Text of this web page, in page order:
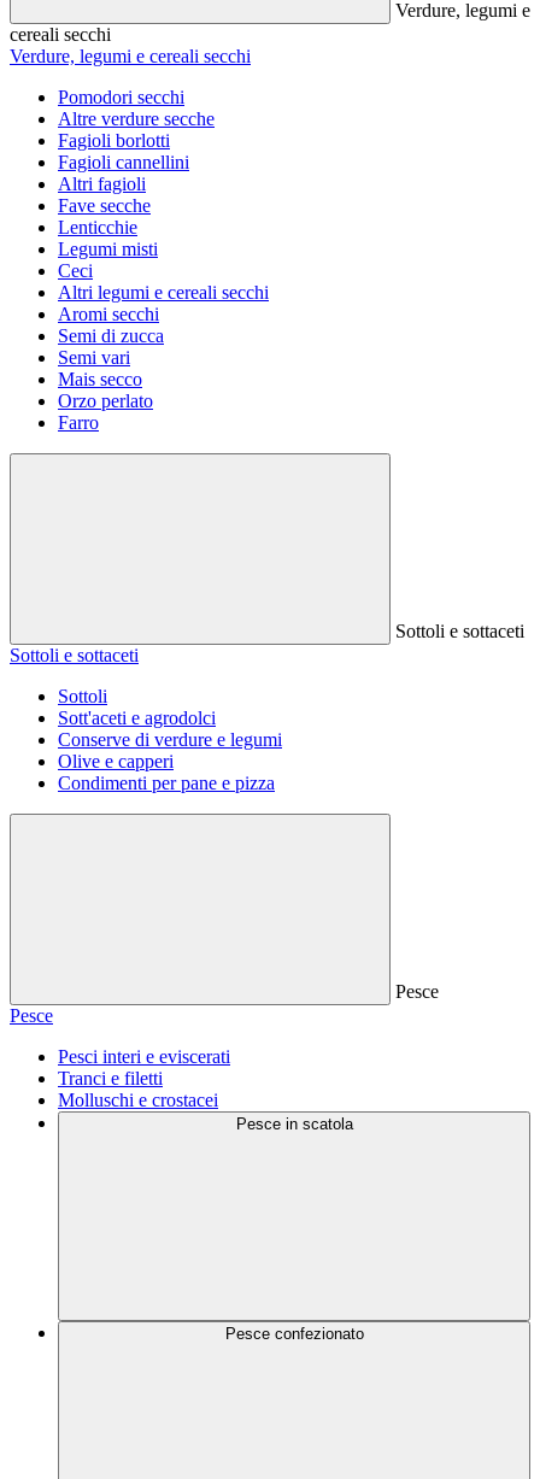
Verdure, legumi e
cereali secchi
Verdure, legumi e cereali secchi
Pomodori secchi
Altre verdure secche
Fagioli borlotti
Fagioli cannellini
Altri fagioli
Fave secche
Lenticchie
Legumi misti
Ceci
Altri legumi e cereali secchi
Aromi secchi
Semi di zucca
Semi vari
Mais secco
Orzo perlato
Farro
Sottoli e sottaceti
Sottoli e sottaceti
Sottoli
Sott'aceti e agrodolci
Conserve di verdure e legumi
Olive e capperi
Condimenti per pane e pizza
Pesce
Pesce
Pesci interi e eviscerati
Tranci e filetti
Molluschi e crostacei
Pesce in scatola
Pesce confezionato